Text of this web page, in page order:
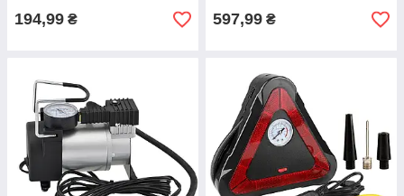
194,99 ₴ 597,99 ₴